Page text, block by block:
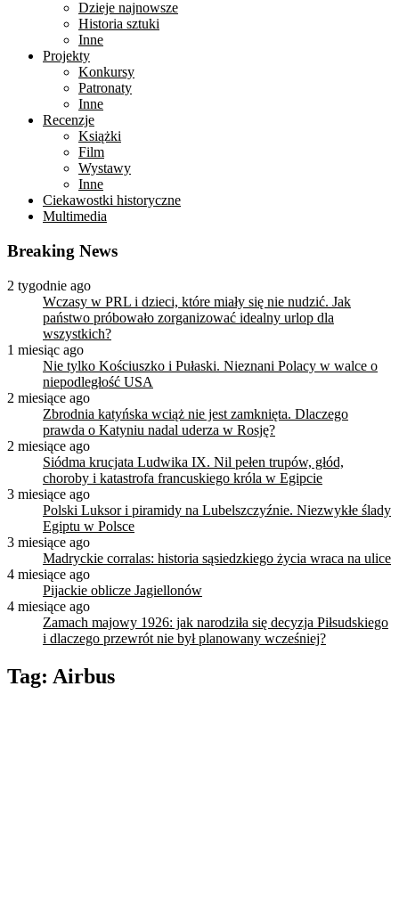
Dzieje najnowsze
Historia sztuki
Inne
Projekty
Konkursy
Patronaty
Inne
Recenzje
Książki
Film
Wystawy
Inne
Ciekawostki historyczne
Multimedia
Breaking News
2 tygodnie ago
Wczasy w PRL i dzieci, które miały się nie nudzić. Jak
państwo próbowało zorganizować idealny urlop dla
wszystkich?
1 miesiąc ago
Nie tylko Kościuszko i Pułaski. Nieznani Polacy w walce o
niepodległość USA
2 miesiące ago
Zbrodnia katyńska wciąż nie jest zamknięta. Dlaczego
prawda o Katyniu nadal uderza w Rosję?
2 miesiące ago
Siódma krucjata Ludwika IX. Nil pełen trupów, głód,
choroby i katastrofa francuskiego króla w Egipcie
3 miesiące ago
Polski Luksor i piramidy na Lubelszczyźnie. Niezwykłe ślady
Egiptu w Polsce
3 miesiące ago
Madryckie corralas: historia sąsiedzkiego życia wraca na ulice
4 miesiące ago
Pijackie oblicze Jagiellonów
4 miesiące ago
Zamach majowy 1926: jak narodziła się decyzja Piłsudskiego
i dlaczego przewrót nie był planowany wcześniej?
Tag: Airbus